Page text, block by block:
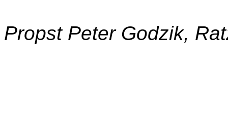
Propst Peter Godzik,